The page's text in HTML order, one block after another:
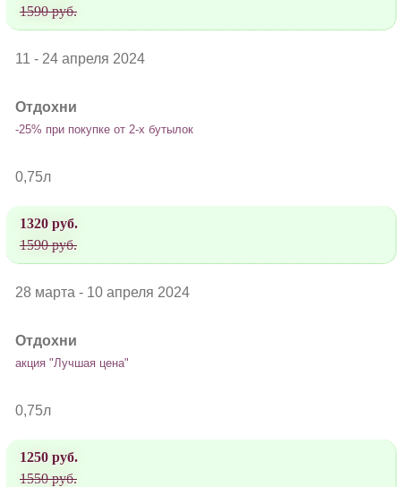
1590 руб.
11 - 24 апреля 2024
Отдохни
-25% при покупке от 2-х бутылок
0,75л
1320 руб.
1590 руб.
28 марта - 10 апреля 2024
Отдохни
акция "Лучшая цена"
0,75л
1250 руб.
1550 руб.